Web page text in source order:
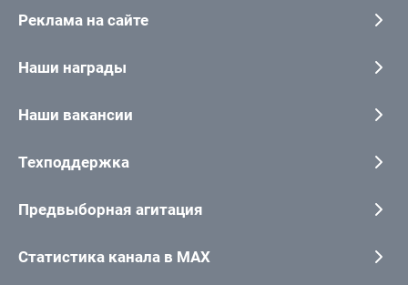
Реклама на сайте
Наши награды
Наши вакансии
Техподдержка
Предвыборная агитация
Статистика канала в MAX